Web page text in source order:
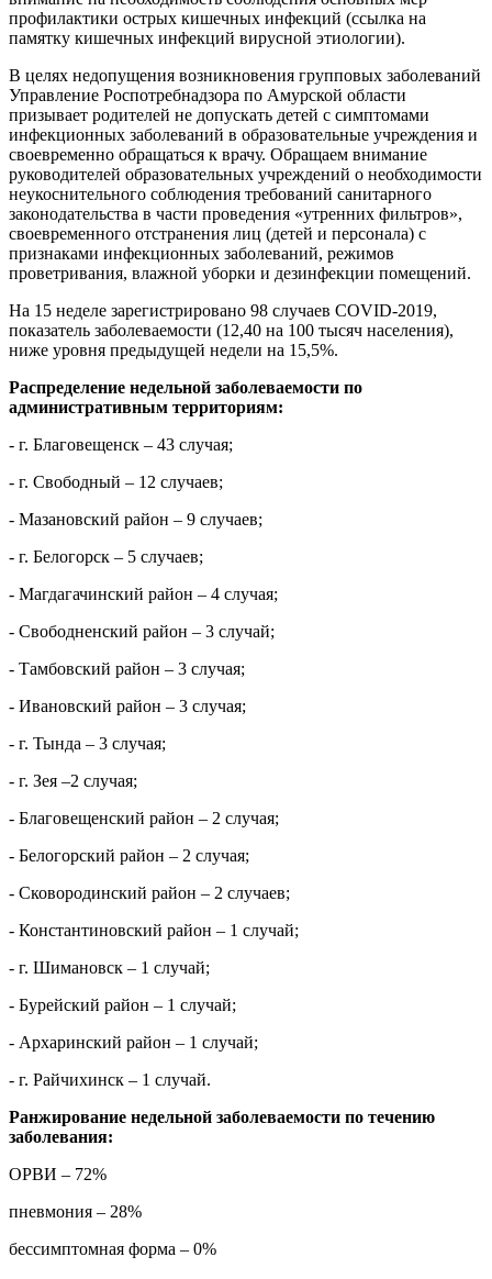
профилактики острых кишечных инфекций (ссылка на
памятку кишечных инфекций вирусной этиологии).
В целях недопущения возникновения групповых заболеваний
Управление Роспотребнадзора по Амурской области
призывает родителей не допускать детей с симптомами
инфекционных заболеваний в образовательные учреждения и
своевременно обращаться к врачу. Обращаем внимание
руководителей образовательных учреждений о необходимости
неукоснительного соблюдения требований санитарного
законодательства в части проведения «утренних фильтров»,
своевременного отстранения лиц (детей и персонала) с
признаками инфекционных заболеваний, режимов
проветривания, влажной уборки и дезинфекции помещений.
На 15 неделе зарегистрировано 98 случаев COVID-2019,
показатель заболеваемости (12,40 на 100 тысяч населения),
ниже уровня предыдущей недели на 15,5%.
Распределение недельной заболеваемости по
административным территориям:
- г. Благовещенск – 43 случая;
- г. Свободный – 12 случаев;
- Мазановский район – 9 случаев;
- г. Белогорск – 5 случаев;
- Магдагачинский район – 4 случая;
- Свободненский район – 3 случай;
- Тамбовский район – 3 случая;
- Ивановский район – 3 случая;
- г. Тында – 3 случая;
- г. Зея –2 случая;
- Благовещенский район – 2 случая;
- Белогорский район – 2 случая;
- Сковородинский район – 2 случаев;
- Константиновский район – 1 случай;
- г. Шимановск – 1 случай;
- Бурейский район – 1 случай;
- Архаринский район – 1 случай;
- г. Райчихинск – 1 случай.
Ранжирование недельной заболеваемости по течению
заболевания:
ОРВИ – 72%
пневмония – 28%
бессимптомная форма – 0%